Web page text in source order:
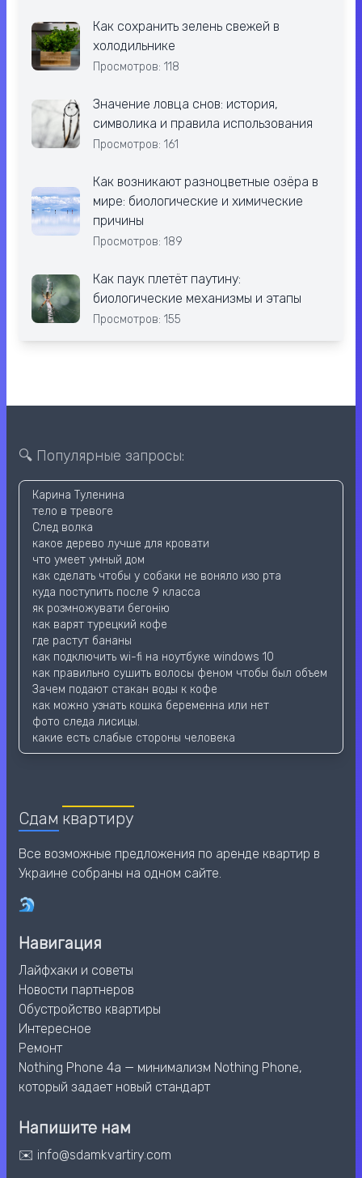
Как сохранить зелень свежей в
холодильнике
Просмотров: 118
Значение ловца снов: история,
символика и правила использования
Просмотров: 161
Как возникают разноцветные озёра в
мире: биологические и химические
причины
Просмотров: 189
Как паук плетёт паутину:
биологические механизмы и этапы
Просмотров: 155
🔍 Популярные запросы:
Карина Туленина
тело в тревоге
След волка
какое дерево лучше для кровати
что умеет умный дом
как сделать чтобы у собаки не воняло изо рта
куда поступить после 9 класса
як розмножувати бегонію
как варят турецкий кофе
где растут бананы
как подключить wi-fi на ноутбуке windows 10
как правильно сушить волосы феном чтобы был объем
Зачем подают стакан воды к кофе
как можно узнать кошка беременна или нет
фото следа лисицы.
какие есть слабые стороны человека
Сдам квартиру
Все возможные предложения по аренде квартир в
Украине собраны на одном сайте.
Навигация
Лайфхаки и советы
Новости партнеров
Обустройство квартиры
Интересное
Ремонт
Nothing Phone 4a — минимализм Nothing Phone,
который задает новый стандарт
Напишите нам
✉️ info@sdamkvartiry.com